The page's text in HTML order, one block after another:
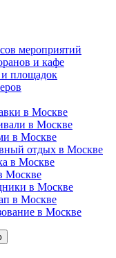
мероприятий
и кафе
площадок
в Москве
в Москве
в Москве
отдых в Москве
в Москве
Москве
в Москве
в Москве
в Москве